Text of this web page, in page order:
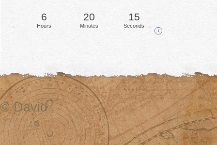
6
Hours
20
Minutes
18
Seconds
i
© David